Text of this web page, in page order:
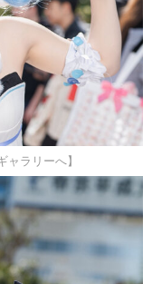
ャラリーへ】